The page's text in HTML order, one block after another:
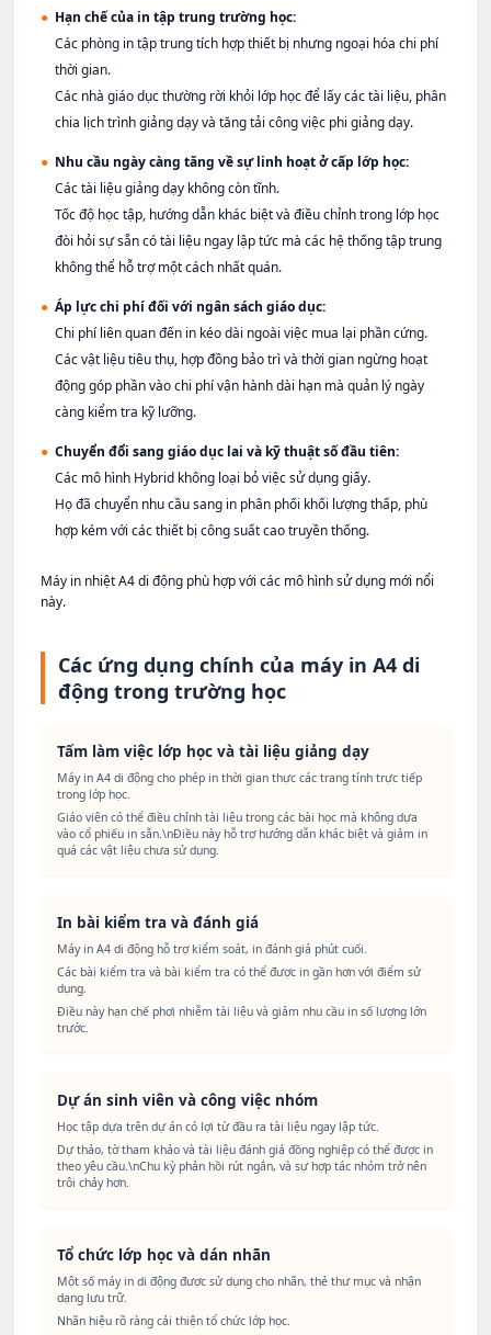
● Hạn chế của in tập trung trường học:
Các phòng in tập trung tích hợp thiết bị nhưng ngoại hóa chi phí
thời gian.
Các nhà giáo dục thường rời khỏi lớp học để lấy các tài liệu, phân
chia lịch trình giảng dạy và tăng tải công việc phi giảng dạy.
● Nhu cầu ngày càng tăng về sự linh hoạt ở cấp lớp học:
Các tài liệu giảng dạy không còn tĩnh.
Tốc độ học tập, hướng dẫn khác biệt và điều chỉnh trong lớp học
đòi hỏi sự sẵn có tài liệu ngay lập tức mà các hệ thống tập trung
không thể hỗ trợ một cách nhất quán.
● Áp lực chi phí đối với ngân sách giáo dục:
Chi phí liên quan đến in kéo dài ngoài việc mua lại phần cứng.
Các vật liệu tiêu thụ, hợp đồng bảo trì và thời gian ngừng hoạt
động góp phần vào chi phí vận hành dài hạn mà quản lý ngày
càng kiểm tra kỹ lưỡng.
● Chuyển đổi sang giáo dục lai và kỹ thuật số đầu tiên:
Các mô hình Hybrid không loại bỏ việc sử dụng giấy.
Họ đã chuyển nhu cầu sang in phân phối khối lượng thấp, phù
hợp kém với các thiết bị công suất cao truyền thống.
Máy in nhiệt A4 di động phù hợp với các mô hình sử dụng mới nổi
này.
Các ứng dụng chính của máy in A4 di
động trong trường học
Tấm làm việc lớp học và tài liệu giảng dạy
Máy in A4 di động cho phép in thời gian thực các trang tính trực tiếp
trong lớp học.
Giáo viên có thể điều chỉnh tài liệu trong các bài học mà không dựa
vào cổ phiếu in sẵn.\nĐiều này hỗ trợ hướng dẫn khác biệt và giảm in
quá các vật liệu chưa sử dụng.
In bài kiểm tra và đánh giá
Máy in A4 di động hỗ trợ kiểm soát, in đánh giá phút cuối.
Các bài kiểm tra và bài kiểm tra có thể được in gần hơn với điểm sử
dụng.
Điều này hạn chế phơi nhiễm tài liệu và giảm nhu cầu in số lượng lớn
trước.
Dự án sinh viên và công việc nhóm
Học tập dựa trên dự án có lợi từ đầu ra tài liệu ngay lập tức.
Dự thảo, tờ tham khảo và tài liệu đánh giá đồng nghiệp có thể được in
theo yêu cầu.\nChu kỳ phản hồi rút ngắn, và sự hợp tác nhóm trở nên
trôi chảy hơn.
Tổ chức lớp học và dán nhãn
Một số máy in di động được sử dụng cho nhãn, thẻ thư mục và nhận
dạng lưu trữ.
Nhãn hiệu rõ ràng cải thiện tổ chức lớp học.